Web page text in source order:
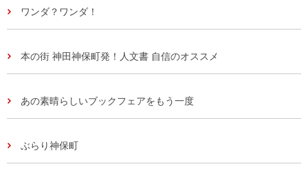
ワンダ？ワンダ！
本の街 神田神保町発！人文書 自信のオススメ
あの素晴らしいブックフェアをもう一度
ぶらり神保町